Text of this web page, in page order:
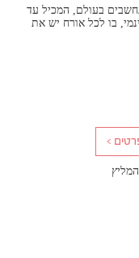
בעולם, המכיל עד
בו לכל אורח יש את